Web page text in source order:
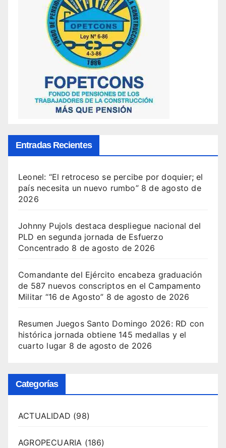
Entradas Recientes
Leonel: “El retroceso se percibe por doquier; el
país necesita un nuevo rumbo” 8 de agosto de
2026
Johnny Pujols destaca despliegue nacional del
PLD en segunda jornada de Esfuerzo
Concentrado 8 de agosto de 2026
Comandante del Ejército encabeza graduación
de 587 nuevos conscriptos en el Campamento
Militar “16 de Agosto” 8 de agosto de 2026
Resumen Juegos Santo Domingo 2026: RD con
histórica jornada obtiene 145 medallas y el
cuarto lugar 8 de agosto de 2026
Categorías
ACTUALIDAD (98)
AGROPECUARIA (186)